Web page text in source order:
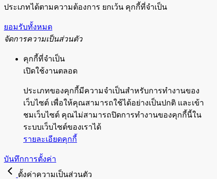
ประเภทได้ตามความต้องการ ยกเว้น คุกกี้ที่จำเป็น
ยอมรับทั้งหมด
จัดการความเป็นส่วนตัว
คุกกี้ที่จำเป็น
เปิดใช้งานตลอด
ประเภทของคุกกี้มีความจำเป็นสำหรับการทำงานของ
เว็บไซต์ เพื่อให้คุณสามารถใช้ได้อย่างเป็นปกติ และเข้า
ชมเว็บไซต์ คุณไม่สามารถปิดการทำงานของคุกกี้นี้ใน
ระบบเว็บไซต์ของเราได้
รายละเอียดคุกกี้
บันทึกการตั้งค่า
ตั้งค่าความเป็นส่วนตัว